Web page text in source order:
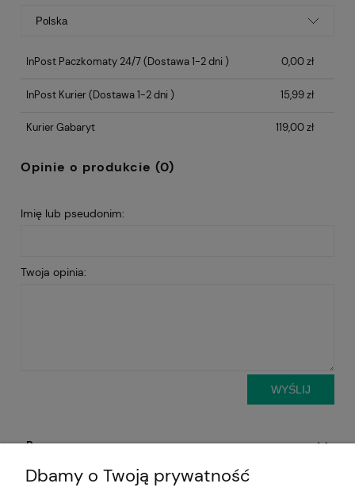
InPost Paczkomaty 24/7(Dostawa 1-2 dni ) 0,00 zł
InPost Kurier(Dostawa 1-2 dni ) 15,99 zł
Kurier Gabaryt 119,00 zł
Opinie o produkcie (0)
Imię lub pseudonim:
Twoja opinia:
WYŚLIJ
Pomoc
Aktualności
Dbamy o Twoją prywatność